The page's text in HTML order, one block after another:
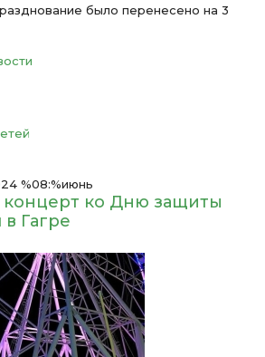
было перенесено на 3
%08:%июнь
ко Дню защиты
Гагре